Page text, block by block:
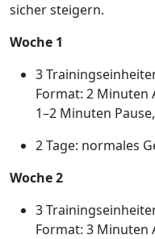
sicher steigern.
Woche 1
3
Format: 2 Minuten
1–2 Minuten
2 Tage: normales
Woche 2
3
Format: 3 Minuten